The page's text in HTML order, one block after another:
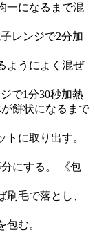
一になるまで混
レンジで2分加
ようによく混ぜ
で1分30秒加熱
餅状になるまで
に取り出す。
にする。 《包
毛で落とし、
む。